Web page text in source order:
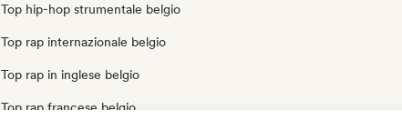
Top hip-hop strumentale belgio
Top rap internazionale belgio
Top rap in inglese belgio
Top rap francese belgio